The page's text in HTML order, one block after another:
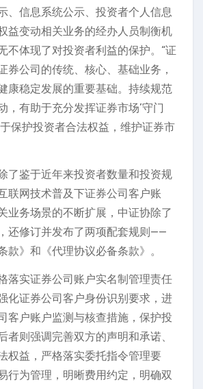
、信息系统公示、投资者个人信息
益变动相关业务的经办人员制衡机
不体现了对投资者利益的保护。“证
券公司的传统、核心、基础业务，
康稳定发展的重要基础。持续规范
，有助于充分发挥证券市场’守门
保护投资者合法权益，维护证券市
了鉴于近年来投资者数量和投资规
联网技术普及下证券公司客户账
业务场景的不断扩展，中证协除了
还修订并发布了两项配套规则——
款》和《代理协议必备条款》。
落实证券公司账户实名制管理责任
化证券公司客户身份识别要求，进
客户账户监测与核查措施，保护投
者则强调完善双方的声明和承诺、
权益，严格落实委托指令管理要
行为管理，明晰费用约定，明确双